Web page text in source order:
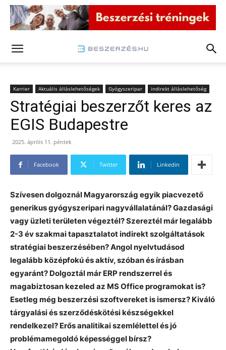
Karrier Aktuális álláslehetőségek Gyógyszeripar indirekt álláslehetőség
Stratégiai beszerzőt keres az
EGIS Budapestre
2025. április 11. péntek
Facebook Twitter Linkedin
Szívesen dolgoznál Magyarország egyik piacvezető
generikus gyógyszeripari nagyvállalatánál? Gazdasági
vagy üzleti területen végeztél? Szereztél már legalább
2-3 év szakmai tapasztalatot indirekt szolgáltatások
stratégiai beszerzésében? Angol nyelvtudásod
legalább középfokú és aktív, szóban és írásban
egyaránt? Dolgoztál már ERP rendszerrel és
magabiztosan kezeled az MS Office programokat is?
Esetleg még beszerzési szoftvereket is ismersz? Kiváló
tárgyalási és szerződéskötési készségekkel
rendelkezel? Erős analitikai szemlélettel és jó
problémamegoldó képességgel bírsz?